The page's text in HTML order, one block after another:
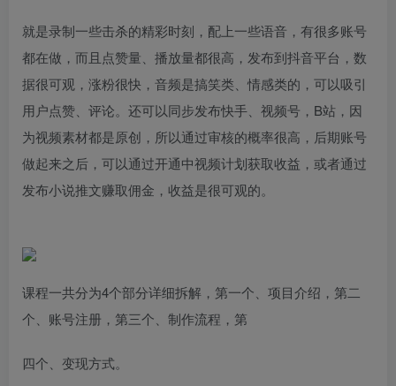
就是录制一些击杀的精彩时刻，配上一些语音，有很多账号
都在做，而且点赞量、播放量都很高，发布到抖音平台，数
据很可观，涨粉很快，音频是搞笑类、情感类的，可以吸引
用户点赞、评论。还可以同步发布快手、视频号，B站，因
为视频素材都是原创，所以通过审核的概率很高，后期账号
做起来之后，可以通过开通中视频计划获取收益，或者通过
发布小说推文赚取佣金，收益是很可观的。
课程一共分为4个部分详细拆解，第一个、项目介绍，第二
个、账号注册，第三个、制作流程，第
四个、变现方式。